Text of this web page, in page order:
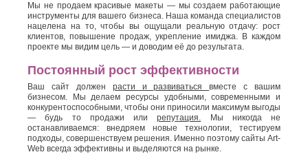
Мы не продаем красивые макеты — мы создаем работающие
инструменты для вашего бизнеса. Наша команда специалистов
нацелена на то, чтобы вы ощущали реальную отдачу: рост
клиентов, повышение продаж, укрепление имиджа. В каждом
проекте мы видим цель — и доводим её до результата.
Постоянный рост эффективности
Ваш сайт должен расти и развиватьсявместе с вашим
бизнесом. Мы делаем ресурсы удобными, современными и
конкурентоспособными, чтобы они приносили максимум выгоды
— будь то продажи илирепутация. Мы никогда не
останавливаемся: внедряем новые технологии, тестируем
подходы, совершенствуем решения. Именно поэтому сайты Art-
Web всегда эффективны и выделяются на рынке.